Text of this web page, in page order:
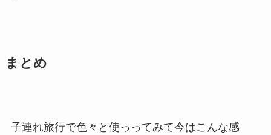
まとめ
子連れ旅行で色々と使っってみて今はこんな感